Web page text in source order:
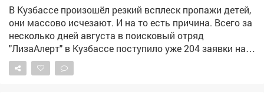
публикации. На днях редакция VSE42.Ru показывала,
как люди отдыхают на Красном озере .
В Кузбассе произошёл резкий всплеск пропажи детей,
они массово исчезают. И на то есть причина. Всего за
несколько дней августа в поисковый отряд
"ЛизаАлерт" в Кузбассе поступило уже 204 заявки на
пропавших детей. При этом за весь июль заявок было
148, сообщили сайту VSE42.Ru в отряде. Наблюдается